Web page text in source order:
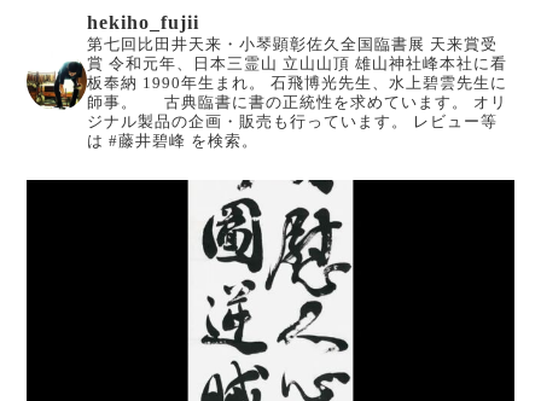
hekiho_fujii
第七回比田井天来・小琴顕彰佐久全国臨書展 天来賞受
賞 令和元年、日本三霊山 立山山頂 雄山神社峰本社に看
板奉納 1990年生まれ。
石飛博光先生、水上碧雲先生に
師事。
古典臨書に書の正統性を求めています。
オリ
ジナル製品の企画・販売も行っています。
レビュー等
は #藤井碧峰 を検索。